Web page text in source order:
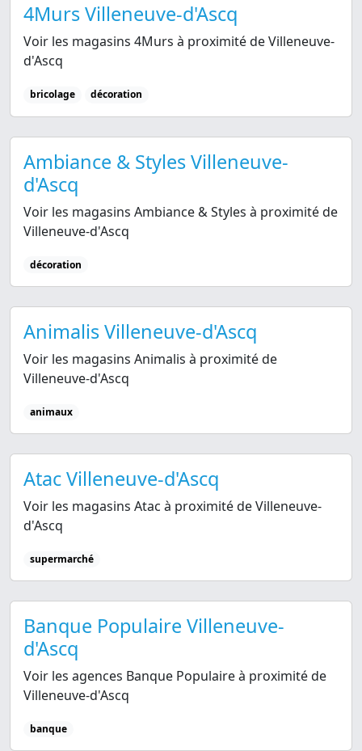
4Murs Villeneuve-d'Ascq
Voir les magasins 4Murs à proximité de Villeneuve-
d'Ascq
bricolage décoration
Ambiance & Styles Villeneuve-
d'Ascq
Voir les magasins Ambiance & Styles à proximité de
Villeneuve-d'Ascq
décoration
Animalis Villeneuve-d'Ascq
Voir les magasins Animalis à proximité de
Villeneuve-d'Ascq
animaux
Atac Villeneuve-d'Ascq
Voir les magasins Atac à proximité de Villeneuve-
d'Ascq
supermarché
Banque Populaire Villeneuve-
d'Ascq
Voir les agences Banque Populaire à proximité de
Villeneuve-d'Ascq
banque